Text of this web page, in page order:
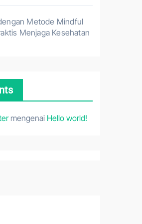
Metode Mindful
Menjaga Kesehatan
mengenai Hello world!